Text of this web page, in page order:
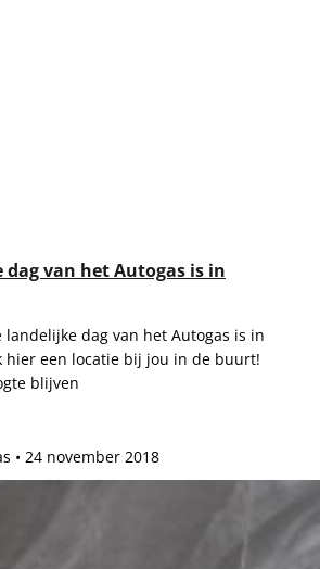
dag van het Autogas is in
landelijke dag van het Autogas is in
hier een locatie bij jou in de buurt!
blijven
24 november 2018